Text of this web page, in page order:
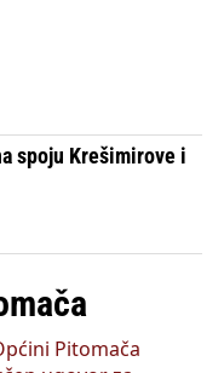
spoju Krešimirove i